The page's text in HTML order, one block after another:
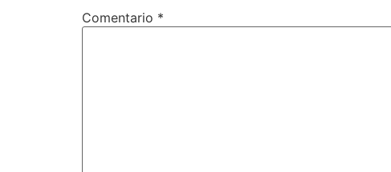
Comentario *